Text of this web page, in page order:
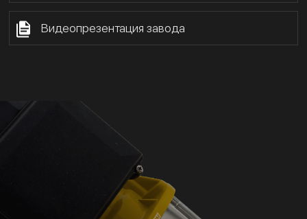
Видеопрезентация завода